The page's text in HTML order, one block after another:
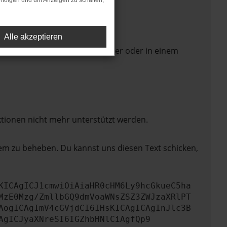
in einem anderen Browser oder in einem
nicht mehr unterstützt werden.
zu beheben. Du kannst uns diesen Text schicken,
ZmllbGQ9dmVoaWNsZSZ3ZWJzaXRlPT
Alle akzeptieren